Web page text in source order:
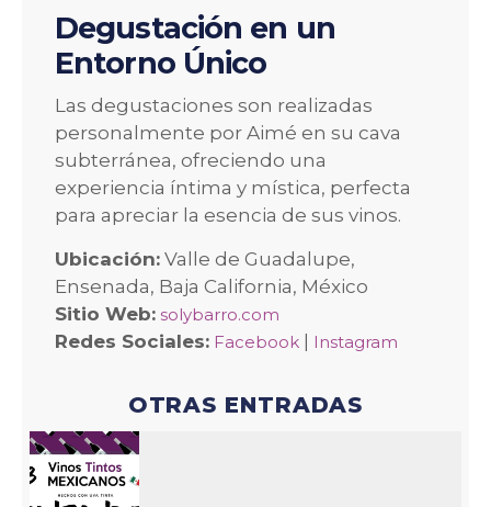
Degustación en un
Entorno Único
Las degustaciones son realizadas
personalmente por Aimé en su cava
subterránea, ofreciendo una
experiencia íntima y mística, perfecta
para apreciar la esencia de sus vinos.
Ubicación: Valle de Guadalupe,
Ensenada, Baja California, México
Sitio Web: solybarro.com
Redes Sociales: Facebook | Instagram
OTRAS ENTRADAS